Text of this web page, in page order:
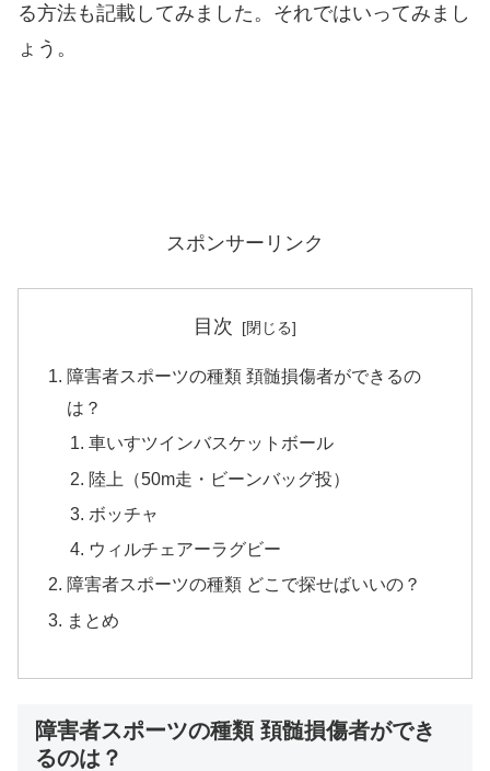
る方法も記載してみました。それではいってみまし
ょう。
スポンサーリンク
目次
障害者スポーツの種類 頚髄損傷者ができるの
は？
車いすツインバスケットボール
陸上（50m走・ビーンバッグ投）
ボッチャ
ウィルチェアーラグビー
障害者スポーツの種類 どこで探せばいいの？
まとめ
障害者スポーツの種類 頚髄損傷者ができ
るのは？